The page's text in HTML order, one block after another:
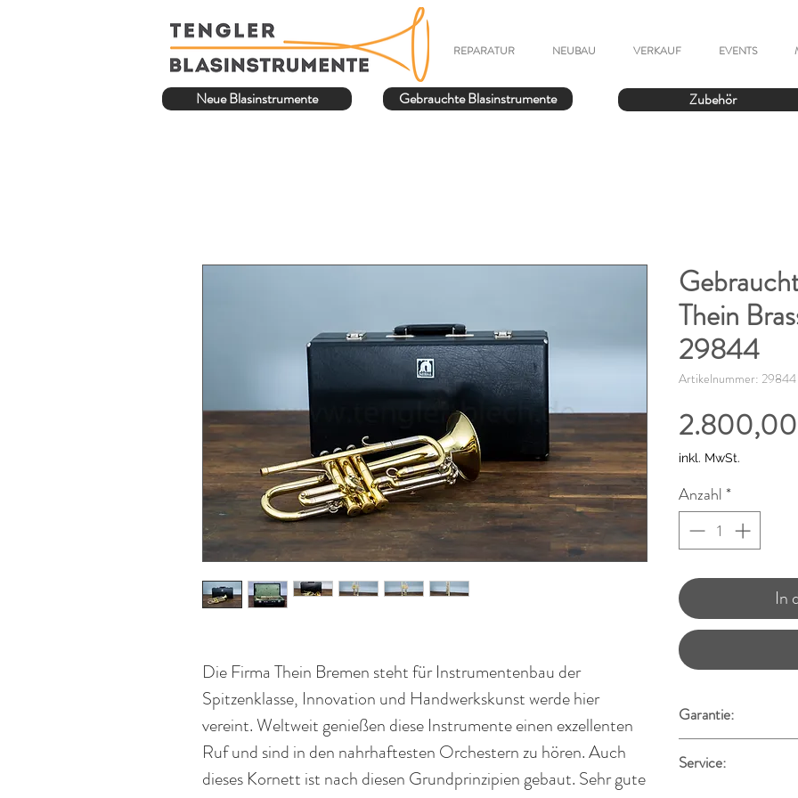
REPARATUR NEUBAU VERKAUF EVENTS
Neue Blasinstrumente Gebrauchte Blasinstrumente Zubehör
Die Firma Thein Bremen steht für Instrumentenbau der
Spitzenklasse, Innovation und Handwerkskunst werde hier
vereint. Weltweit genießen diese Instrumente einen exzellenten
Ruf und sind in den nahrhaftesten Orchestern zu hören. Auch
dieses Kornett ist nach diesen Grundprinzipien gebaut. Sehr gute
Thein
29844
Artikelnummer: 29844
inkl. MwSt.
Anzahl *
In
Garantie:
hauseigenen
Service: